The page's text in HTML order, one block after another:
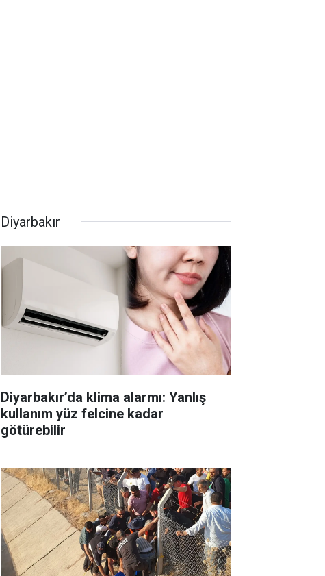
Diyarbakır
Diyarbakır’da klima alarmı: Yanlış
kullanım yüz felcine kadar
götürebilir